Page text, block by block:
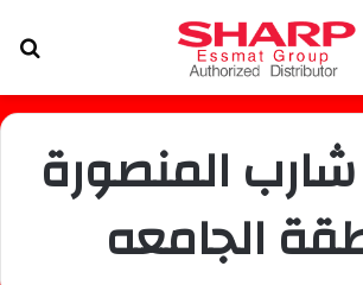
المنصورة
الجامعه